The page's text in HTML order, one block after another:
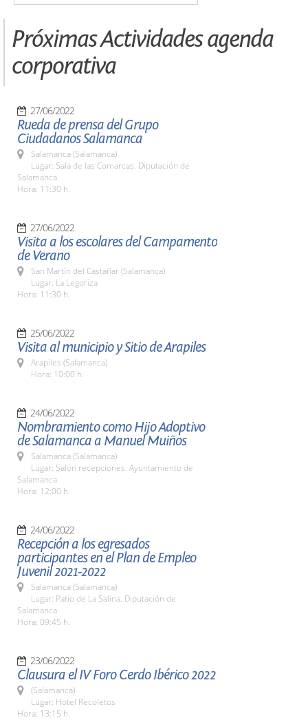
Próximas Actividades agenda
corporativa
27/06/2022
Rueda de prensa del Grupo
Ciudadanos Salamanca
Salamanca (Salamanca)
Lugar: Sala de las Comarcas. Diputación de
Salamanca.
Hora: 11:30 h.
27/06/2022
Visita a los escolares del Campamento
de Verano
San Martín del Castañar (Salamanca)
Lugar: La Legoriza
Hora: 11:30 h.
25/06/2022
Visita al municipio y Sitio de Arapiles
Arapiles (Salamanca)
Hora: 10:00 h.
24/06/2022
Nombramiento como Hijo Adoptivo
de Salamanca a Manuel Muiños
Salamanca (Salamanca)
Lugar: Salón recepciones. Ayuntamiento de
Salamanca
Hora: 12:00 h.
24/06/2022
Recepción a los egresados
participantes en el Plan de Empleo
Juvenil 2021-2022
Salamanca (Salamanca)
Lugar: Patio de La Salina. Diputación de
Salamanca
Hora: 09:45 h.
23/06/2022
Clausura el IV Foro Cerdo Ibérico 2022
(Salamanca)
Lugar: Hotel Recoletos
Hora: 13:15 h.